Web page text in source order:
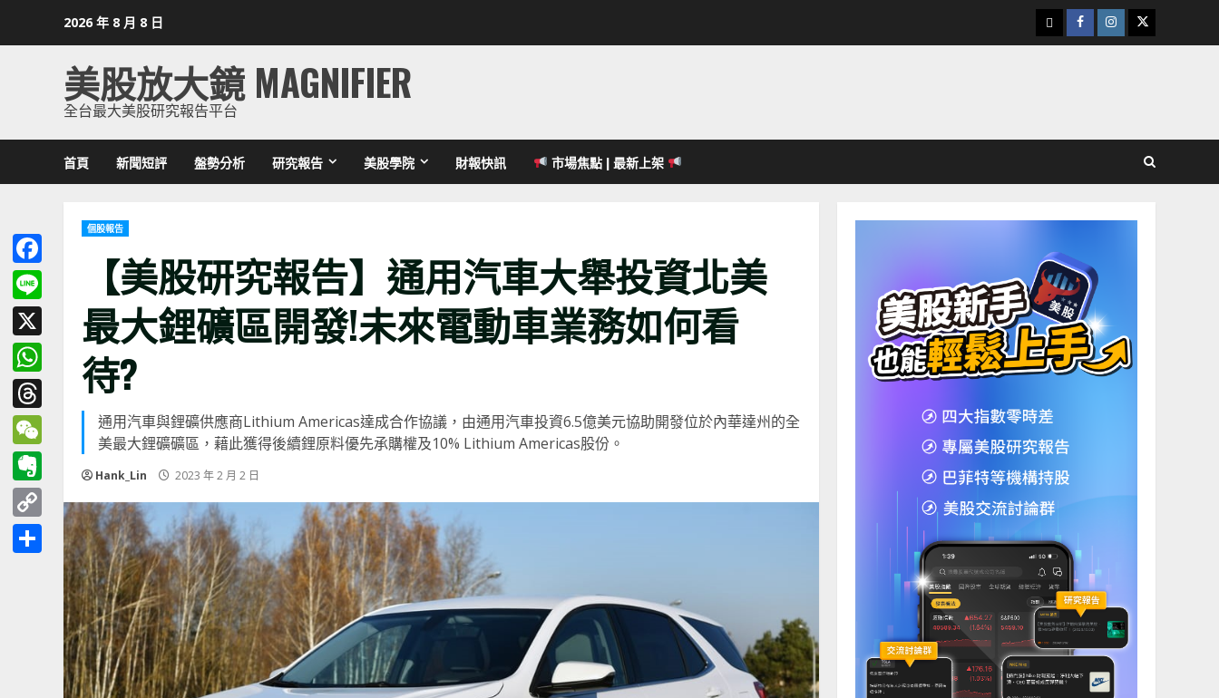
2026 年 8 月 8 日
下
載
Facebook
Instagram
Twitter
美股放大鏡 MAGNIFIER
全台最大美股研究報告平台
首頁 新聞短評 盤勢分析 研究報告 美股學院 財報快訊 市場焦點 | 最新上架
個股報告
【美股研究報告】通用汽車大舉投資北美
最大鋰礦區開發!未來電動車業務如何看
待?
通用汽車與鋰礦供應商Lithium Americas達成合作協議，由通用汽車投資6.5億美元協助開發位於內華達州的全
美最大鋰礦礦區，藉此獲得後續鋰原料優先承購權及10% Lithium Americas股份。
Hank_Lin 2023 年 2 月 2 日
Facebook
Line
X
WhatsApp
Threads
WeChat
Evernote
Copy